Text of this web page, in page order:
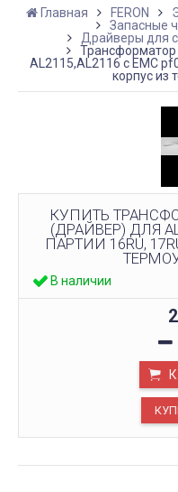
Главная FERON
Запасные
Драйверы для
AL2115,AL2116 с EMC
корпус из
КУПИТЬ
(ДРАЙВЕР) ДЛЯ
ПАРТИИ 16RU,
В наличии